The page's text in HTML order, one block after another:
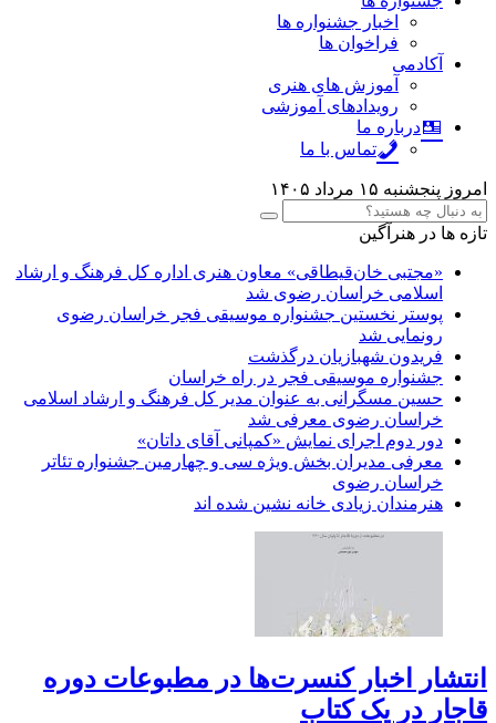
اخبار جشنواره ها
فراخوان ها
آکادمی
آموزش های هنری
رویدادهای آموزشی
درباره ما
تماس با ما
امروز پنجشنبه ۱۵ مرداد ۱۴۰۵
تازه ها در هنرآگین
«مجتبی خان‌قیطاقی» معاون هنری اداره کل فرهنگ و ارشاد
اسلامی خراسان رضوی شد
پوستر نخستین جشنواره موسیقی فجر خراسان رضوی
رونمایی شد
فریدون شهبازیان درگذشت
جشنواره موسیقی فجر در راه خراسان
حسین مسگرانی به عنوان مدیر کل فرهنگ و ارشاد اسلامی
خراسان رضوی معرفی شد
دور دوم اجرای نمایش «کمپانی آقای داتان»
معرفی مدیران بخش ویژه سی و چهارمین جشنواره تئاتر
خراسان رضوی
هنرمندان زیادی خانه نشین شده اند
انتشار اخبار کنسرت‌ها در مطبوعات دوره
قاجار در یک کتاب